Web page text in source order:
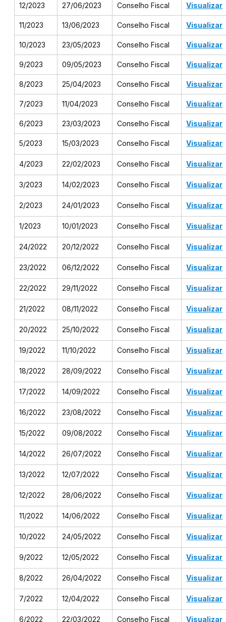
12/2023 27/06/2023 Conselho Fiscal​ Visualizar
11/2023 13/06/2023 Conselho Fiscal​ Visualizar
10/2023 23/05/2023 Conselho Fiscal​ Visualizar
9/2023 09/05/2023 Conselho Fiscal​ Visualizar
8/2023 25/04/2023 Conselho Fiscal​ Visualizar
7/2023 11/04/2023 Conselho Fiscal​ Visualizar
6/2023 23/03/2023 Conselho Fiscal​ Visualizar
5/2023 15/03/2023 Conselho Fiscal Visualizar
4/2023 22/02/2023 Conselho Fiscal Visualizar
3/2023 14/02/2023 Conselho Fiscal Visualizar
2/2023 24/01/2023 Conselho Fiscal Visualizar
1/2023 10/01/2023 Conselho Fiscal Visualizar
24/2022 20/12/2022 Conselho Fiscal Visualizar
23/2022 06/12/2022 Conselho Fiscal Visualizar
22/2022 29/11/2022 Conselho Fiscal Visualizar
21/2022 08/11/2022 Conselho Fiscal Visualizar
20/2022 25/10/2022 Conselho Fiscal Visualizar
19/2022 11/10/2022 Conselho Fiscal Visualizar
18/2022 28/09/2022 Conselho Fiscal Visualizar
17/2022 14/09/2022 Conselho Fiscal Visualizar
16/2022 23/08/2022 Conselho Fiscal Visualizar
15/2022 09/08/2022 Conselho Fiscal Visualizar
14/2022 26/07/2022 Conselho Fiscal Visualizar
13/2022 12/07/2022 Conselho Fiscal Visualizar
12/2022 28/06/2022 Conselho Fiscal Visualizar
11/2022 14/06/2022 Conselho Fiscal Visualizar
10/2022 24/05/2022 Conselho Fiscal Visualizar
9/2022 12/05/2022 Conselho Fiscal Visualizar
8/2022 26/04/2022 Conselho Fiscal Visualizar
7/2022 12/04/2022 Conselho Fiscal Visualizar
6/2022 22/03/2022 Conselho Fiscal Visualizar